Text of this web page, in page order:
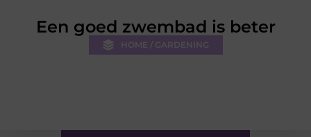
Een goed zwembad is beter
HOME / GARDENING